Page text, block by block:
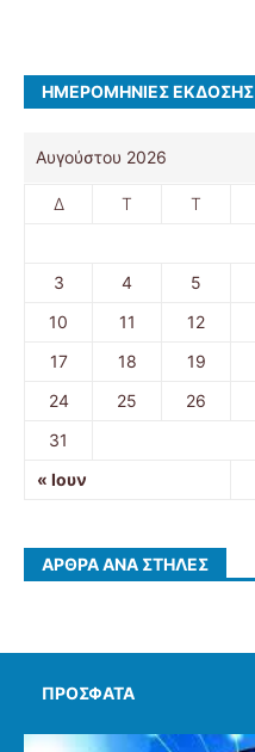
ΗΜΕΡΟΜΗΝΊΕΣ ΈΚΔΟΣΗΣ
Αυγούστου 2026
Δ Τ Τ
« Ιουν
3
4 5
10
11 12
17
18 19
24
25 26
31
ΆΡΘΡΑ ΑΝΆ ΣΤΉΛΕΣ
ΠΡΌΣΦΑΤΑ